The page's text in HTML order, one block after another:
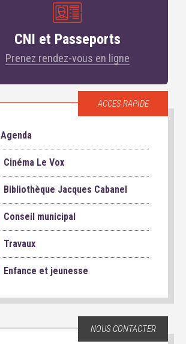
CNI et Passeports
Prenez rendez-vous en ligne
ACCÈS RAPIDE
Agenda
Cinéma Le Vox
Bibliothèque Jacques Cabanel
Conseil municipal
Travaux
Enfance et jeunesse
NOUS CONTACTER